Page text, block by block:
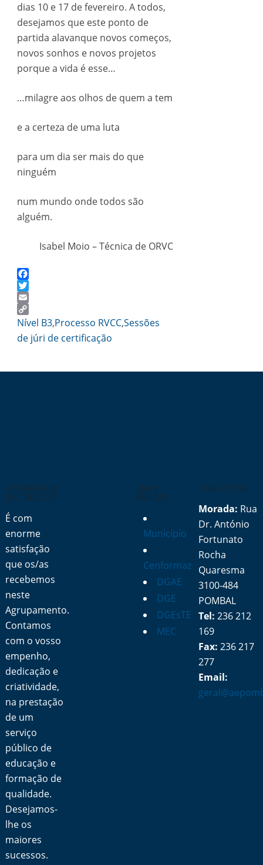
dias 10 e 17 de fevereiro. A todos,
desejamos que este ponto de
partida alavanque novos começos,
novos sonhos e novos projetos
porque a vida é esse…
…milagre aos olhos de quem a tem
e a certeza de uma luta
para um dia ser mais do que
ninguém
num mundo onde todos são
alguém.
Isabel Moio – Técnica de ORVC
Facebook
Twitter
Email
Copy
Link
Nível B3,Processo RVCC,Sessões
de júri de certificação
A MENSAGEM
DO DIRETOR
É com
enorme
satisfação
que os/as
recebemos
neste
Agrupamento.
Contamos
com o vosso
empenho,
dedicação e
criatividade,
na prestação
de um
serviço
público de
educação e
formação de
qualidade.
Desejamos-
lhe os
maiores
sucessos.
LINKS
RÁPIDOS
Município
Cenformaz
DGAE
DGE
DGEsTE
MEC
CONTACTOS
Morada: Rua
Dr. António
Fortunato
Rocha
Quaresma
3100-484
POMBAL
Tel: 236 212
169
Fax: 236 217
277
Email: